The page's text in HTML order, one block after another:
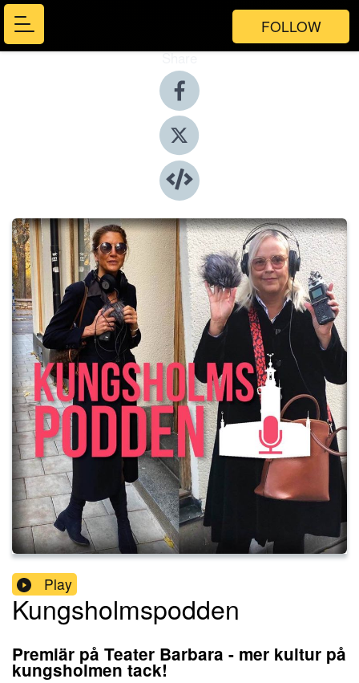
FOLLOW
Share
Play
Kungsholmspodden
Premiär på Teater Barbara - mer kultur på
kungsholmen tack!